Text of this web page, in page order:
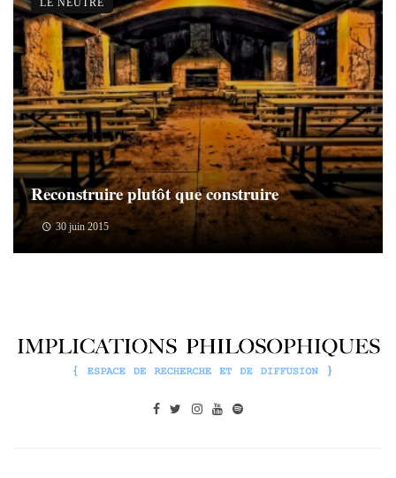
Reconstruire plutôt que construire
30 juin 2015
LE NEUTRE